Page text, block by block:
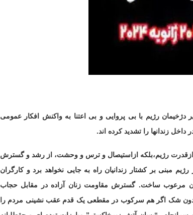
رژیم با بی پروایی و بی اعتنا به واکنش افکار عمومی
داخل زندانها را تشدید کرده اند.
نه ازقدرت رژیم،بلکه ازاستیصال و ترس و وحشت، از رشد و گسترش
مبنی بر کشتار زندانیان راه به جایی نخواهد برد و کارگران
مرعوب ساخت. گسترش مقاومت زنان آزاده در مقابل حجاب
شک اگر هم سرکوب در مقطعی یک قدم عقب نشینی مردم را